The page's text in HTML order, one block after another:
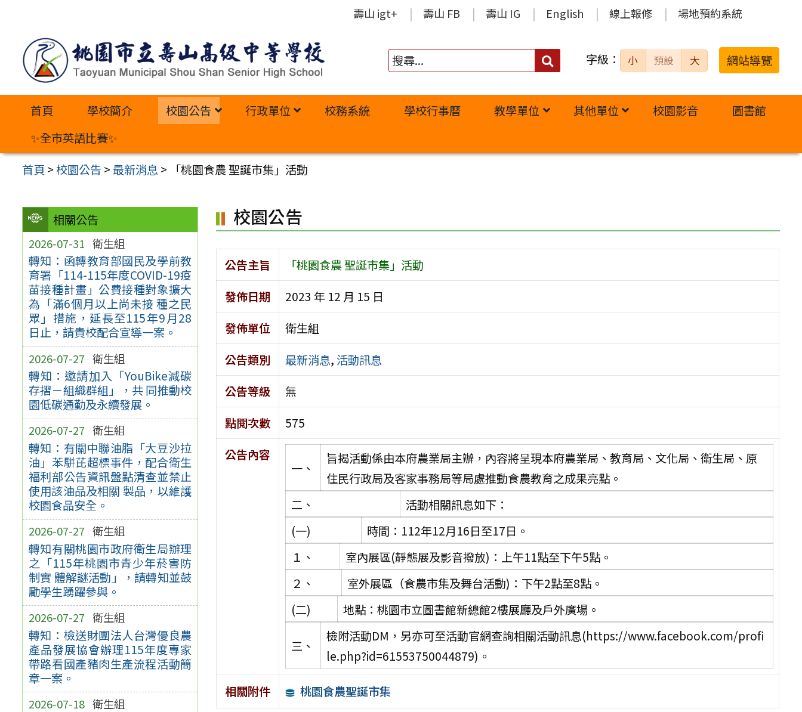
內
壽山 igt+ 壽山 FB 壽山 IG English 線上報修 場地預約系統
搜
字級： 小 預設 大 網站導覽
首頁 學校簡介 校園公告 行政單位 校務系統 學校行事曆 教學單位 其他單位 校園影音
圖書館
✨全市英語比賽✨
首頁 >校園公告 >最新消息 > 「桃園食農 聖誕市集」活動
相關公告
2026-07-31 衛生組
轉知：函轉教育部國民及學前教
育署「114-115年度COVID-19疫
苗接種計畫」公費接種對象擴大
為「滿6個月以上尚未接 種之民
眾」措施，延長至115年9月28
日止，請貴校配合宣導一案。
2026-07-27 衛生組
轉知：邀請加入「YouBike減碳
存摺－組織群組」，共 同推動校
園低碳通勤及永續發展。
2026-07-27 衛生組
轉知：有關中聯油脂「大豆沙拉
油」苯駢芘超標事件，配合衛生
福利部公告資訊盤點清查並禁止
使用該油品及相關 製品，以維護
校園食品安全。
2026-07-27 衛生組
轉知有關桃園市政府衛生局辦理
之「115年桃園市青少年菸害防
制實 體解謎活動」，請轉知並鼓
勵學生踴躍參與。
2026-07-27 衛生組
轉知：檢送財團法人台灣優良農
產品發展協會辦理115年度專家
帶路看國產豬肉生產流程活動簡
章一案。
2026-07-18 衛生組
校園公告
公告主旨
「桃園食農 聖誕市集」活動
發佈日期
2023 年 12 月 15 日
發佈單位
衛生組
公告類別
最新消息, 活動訊息
公告等級
無
點閱次數
575
公告內容
一、
旨揭活動係由本府農業局主辦，內容將呈現本府農業局、教育局、文化局、衛生局、原
住民行政局及客家事務局等局處推動食農教育之成果亮點。
二、
活動相關訊息如下：
(一)
時間：112年12月16日至17日。
１、
室內展區(靜態展及影音撥放)：上午11點至下午5點。
２、
室外展區（食農市集及舞台活動)：下午2點至8點。
(二)
地點：桃園市立圖書館新總館2樓展廳及戶外廣場。
三、
檢附活動DM，另亦可至活動官網查詢相關活動訊息(https://www.facebook.com/profi
le.php?id=61553750044879)。
相關附件 桃園食農聖誕市集